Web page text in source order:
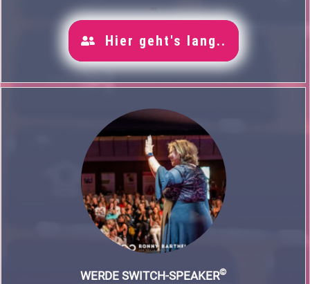
Hier geht's lang..
WERDE SWITCH-SPEAKER©